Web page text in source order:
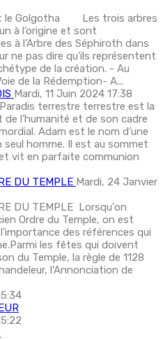
le Golgotha Les trois arbres
à l’origine et sont
à l’Arbre des Séphiroth dans
ne pas dire qu’ils représentent
de la création. - Au
de la Rédemption- A...
Mardi, 11 Juin 2024 17:38
terrestre terrestre est la
l’humanité et de son cadre
Adam est le nom d’une
seul homme. Il est au sommet
vit en parfaite communion
DU TEMPLE Mardi, 24 Janvier
DU TEMPLE Lorsqu'on
Ordre du Temple, on est
des références qui
les fêtes qui doivent
du Temple, la règle de 1128
l'Annonciation de